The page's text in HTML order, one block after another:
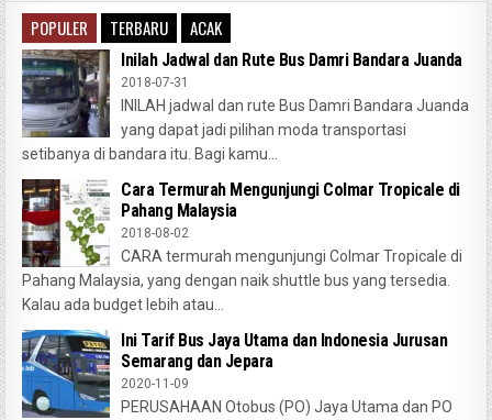
POPULER TERBARU ACAK
Inilah Jadwal dan Rute Bus Damri Bandara Juanda
2018-07-31
INILAH jadwal dan rute Bus Damri Bandara Juanda
yang dapat jadi pilihan moda transportasi
setibanya di bandara itu. Bagi kamu...
Cara Termurah Mengunjungi Colmar Tropicale di
Pahang Malaysia
2018-08-02
CARA termurah mengunjungi Colmar Tropicale di
Pahang Malaysia, yang dengan naik shuttle bus yang tersedia.
Kalau ada budget lebih atau...
Ini Tarif Bus Jaya Utama dan Indonesia Jurusan
Semarang dan Jepara
2020-11-09
PERUSAHAAN Otobus (PO) Jaya Utama dan PO